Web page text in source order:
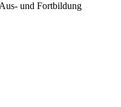
und Fortbildung